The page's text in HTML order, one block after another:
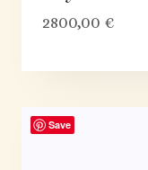
2800,00 €
Save